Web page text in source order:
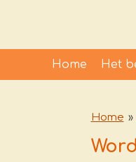
Home Het
Home »